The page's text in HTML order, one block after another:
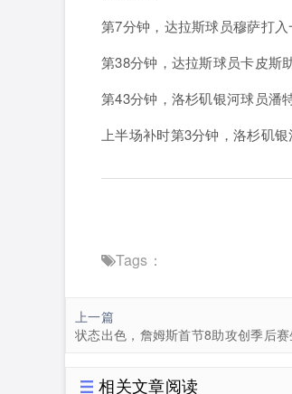
第7分钟，达拉斯球员穆萨打入
第38分钟，达拉斯球员卡皮斯
第43分钟，洛杉矶银河球员潘
上半场补时第3分钟，洛杉矶
Tags：
上一篇
状态出色，詹姆斯首节8助攻创季后
相关文章阅读